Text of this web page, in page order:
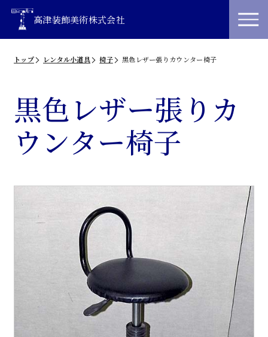
高津装飾美術株式会社
トップ レンタル小道具 椅子 黒色レザー張りカウンター椅子
黒色レザー張りカ
ウンター椅子